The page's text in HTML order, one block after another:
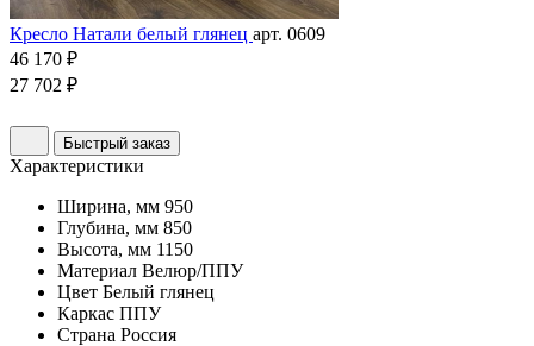
Кресло Натали белый глянец арт. 0609
46 170 ₽
27 702 ₽
Быстрый заказ
Характеристики
Ширина, мм 950
Глубина, мм 850
Высота, мм 1150
Материал Велюр/ППУ
Цвет Белый глянец
Каркас ППУ
Страна Россия